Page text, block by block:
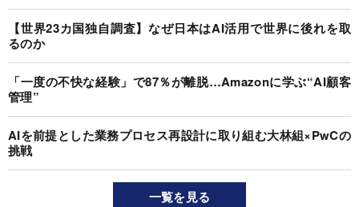
【世界23カ国独自調査】なぜ日本はAI活用で世界に後れを取
るのか
「一度の不快な経験」で87％が離脱…Amazonに学ぶ“AI顧客
管理”
AIを前提とした業務プロセス再設計に取り組む大林組×PwCの
挑戦
一覧を見る